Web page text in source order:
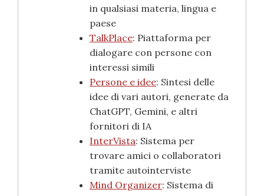
in qualsiasi materia, lingua e
paese
TalkPlace: Piattaforma per
dialogare con persone con
interessi simili
Persone e idee: Sintesi delle
idee di vari autori, generate da
ChatGPT, Gemini, e altri
fornitori di IA
InterVista: Sistema per
trovare amici o collaboratori
tramite autointerviste
Mind Organizer: Sistema di